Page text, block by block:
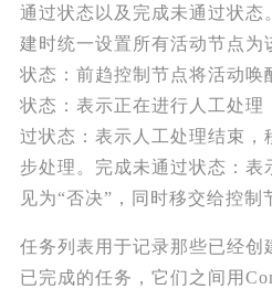
通过状态以及完成未通过状态
建时统一设置所有活动节点为
状态：前趋控制节点将活动唤
状态：表示正在进行人工处理
过状态：表示人工处理结束，
步处理。完成未通过状态：表
见为“否决”，同时移交给控制
任务列表用于记录那些已经创
已完成的任务，它们之间用